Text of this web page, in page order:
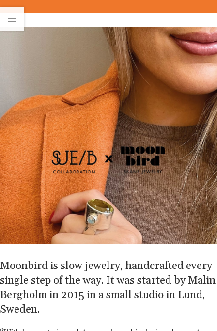
Moonbird is slow jewelry, handcrafted every
single step of the way. It was started by Malin
Bergholm in 2015 in a small studio in Lund,
Sweden.